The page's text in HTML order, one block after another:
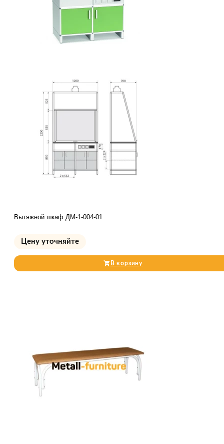
Вытяжной шкаф ДМ-1-004-01
Цену уточняйте
В корзину